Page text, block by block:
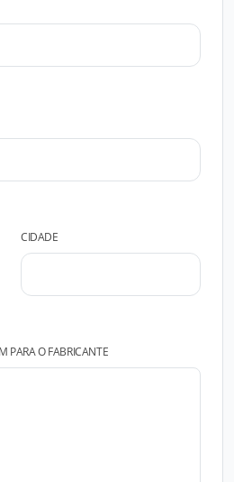
CIDADE
PARA O FABRICANTE